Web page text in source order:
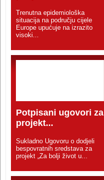
Trenutna epidemiološka
situacija na području cijele
Europe upućuje na izrazito
visoki...
Potpisani ugovori za
projekt...
Sukladno Ugovoru o dodjeli
bespovratnih sredstava za
projekt „Za bolji život u...